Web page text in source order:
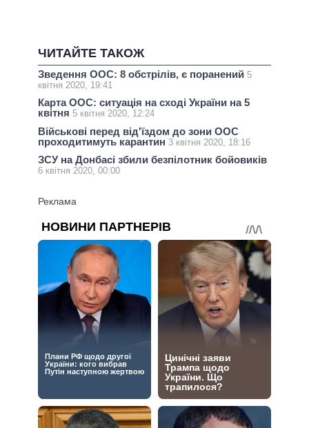
ЧИТАЙТЕ ТАКОЖ
Зведення ООС: 8 обстрілів, є поранений 5
квітня 2020, 19:41
Карта ООС: ситуація на сході України на 5
квітня 5 квітня 2020, 12:24
Військові перед від'їздом до зони ООС
проходитимуть карантин 3 квітня 2020, 18:16
ЗСУ на Донбасі збили безпілотник бойовиків
6 квітня 2020, 00:00